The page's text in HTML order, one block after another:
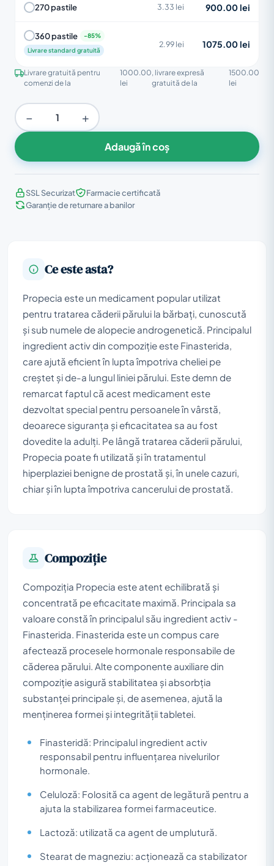
270 pastile 3.33 lei 900.00 lei
360 pastile
Livrare standard gratuită
2.99 lei 1075.00 lei
Livrare gratuită pentru
comenzi de la
1000.00
lei
, livrare expresă
gratuită de la
1500.00
lei
− +
Adaugă în coș
SSL Securizat
Farmacie certificată
Garanție de returnare a banilor
Ce este asta?
Propecia este un medicament popular utilizat
pentru tratarea căderii părului la bărbați, cunoscută
și sub numele de alopecie androgenetică. Principalul
ingredient activ din compoziție este Finasterida,
care ajută eficient în lupta împotriva cheliei pe
creștet și de-a lungul liniei părului. Este demn de
remarcat faptul că acest medicament este
dezvoltat special pentru persoanele în vârstă,
deoarece siguranța și eficacitatea sa au fost
dovedite la adulți. Pe lângă tratarea căderii părului,
Propecia poate fi utilizată și în tratamentul
hiperplaziei benigne de prostată și, în unele cazuri,
chiar și în lupta împotriva cancerului de prostată.
Compoziţie
Compoziția Propecia este atent echilibrată și
concentrată pe eficacitate maximă. Principala sa
valoare constă în principalul său ingredient activ -
Finasterida. Finasterida este un compus care
afectează procesele hormonale responsabile de
căderea părului. Alte componente auxiliare din
compoziție asigură stabilitatea și absorbția
substanței principale și, de asemenea, ajută la
menținerea formei și integrității tabletei.
Finasteridă: Principalul ingredient activ
responsabil pentru influențarea nivelurilor
hormonale.
Celuloză: Folosită ca agent de legătură pentru a
ajuta la stabilizarea formei farmaceutice.
Lactoză: utilizată ca agent de umplutură.
Stearat de magneziu: acționează ca stabilizator